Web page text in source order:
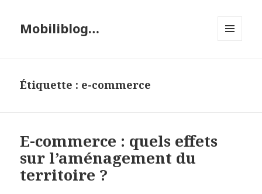
Mobiliblog…
Étiquette : e-commerce
E-commerce : quels effets
sur l’aménagement du
territoire ?